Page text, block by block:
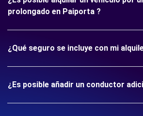
prolongado en Paiporta ?
¿Qué seguro se incluye con mi
¿Es posible añadir un conductor